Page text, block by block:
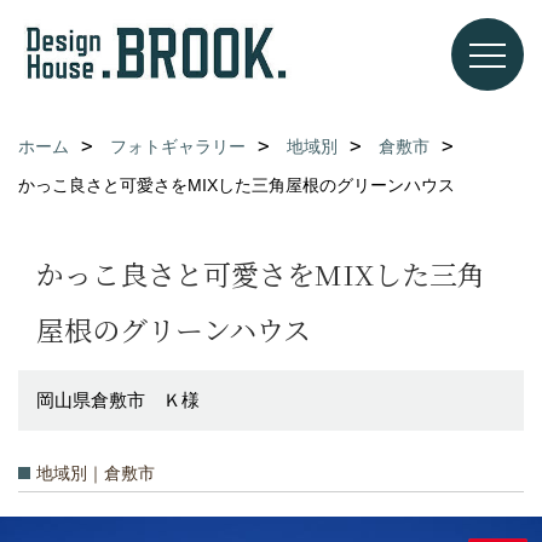
ホーム フォトギャラリー 地域別
倉敷市
かっこ良さと可愛さをMIXした三角屋根のグリーンハウス
かっこ良さと可愛さをMIXした三角
屋根のグリーンハウス
岡山県倉敷市 Ｋ様
地域別｜倉敷市